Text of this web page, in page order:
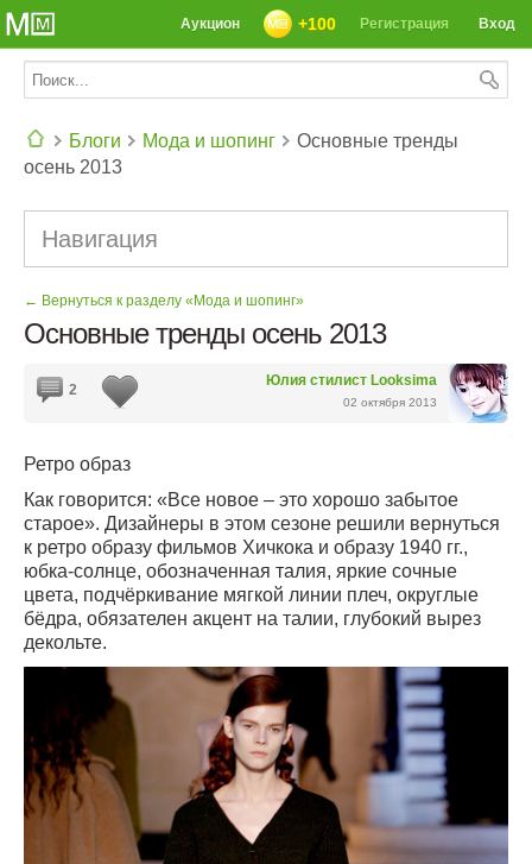
Вход
Регистрация
+100
Аукцион
Блоги Мода и шопинг
Основные тренды
осень 2013
Навигация
← Вернуться к разделу «Мода и шопинг»
Основные тренды осень 2013
Юлия cтилист Looksima
02 октября 2013
2
Ретро образ
Как говорится: «Все новое – это хорошо забытое
старое». Дизайнеры в этом сезоне решили вернуться
к ретро образу фильмов Хичкока и образу 1940 гг.,
юбка-солнце, обозначенная талия, яркие сочные
цвета, подчёркивание мягкой линии плеч, округлые
бёдра, обязателен акцент на талии, глубокий вырез
декольте.